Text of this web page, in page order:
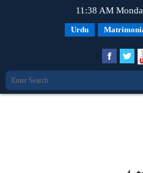
11:38 AM
Urdu